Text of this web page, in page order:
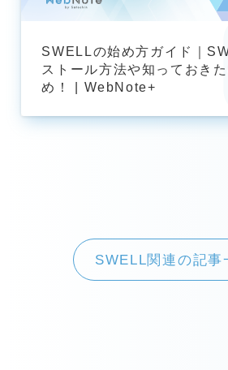
SWELLの始め方ガイド｜
ストール方法や知っておき
め！ | WebNote+
SWELL関連の記事